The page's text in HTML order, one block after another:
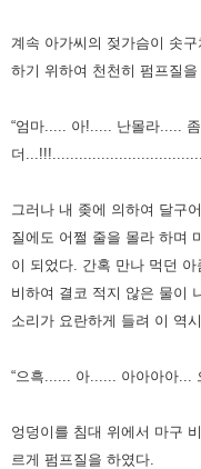
계속 아가씨의 젖가슴이 솟
하기 위하여 천천히 펌프질을
“엄마..... 아!..... 난몰라.....
더
그러나 내 좆에 의하여 달구
질에도 어쩔 줄을 몰라 하며
이 되었다. 간혹 만나 먹던 아
비하여 결코 적지 않은 물이
소리가 요란하게 들려 이 역
“으흑...... 아...... 아아아아
엉덩이를 침대 위에서 마구
르게 펌프질을 하였다.